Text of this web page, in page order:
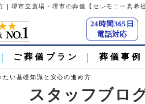
堺市立斎場・堺市の葬儀【セレモニー真希社
24時間365日
電話対応
ご葬儀プラン 葬儀事例
い基礎知識と安心の進め方
スタッフブロ